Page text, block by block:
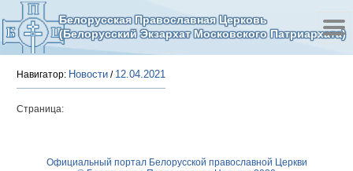
Белорусская Православная Церковь
(Белорусский Экзархат Московского Патриархата)
Навигатор: Новости / 12.04.2021
Страница:
Официальный портал Белорусской православной Церкви